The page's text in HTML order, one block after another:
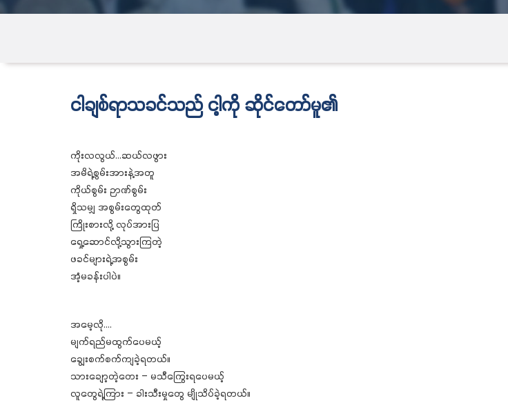
ငါချစ်ရာသခင်သည် ငါ့ကို ဆိုင်တော်မူ၏
ကိုးလလွယ်…ဆယ်လဖွား
အမိရဲ့စွမ်းအားနဲ့အတူ
ကိုယ်စွမ်း ဉာဏ်စွမ်း
ရှိသမျှ အစွမ်းတွေထုတ်
ကြိုးစားလို့ လုပ်အားပြ
ရှေ့ဆောင်လို့သွားကြတဲ့
ဖခင်များရဲ့အစွမ်း
အံ့မခန်းပါပဲ။
အမေ့လို….
မျက်ရည်မထွက်ပေမယ့်
ချွေးစက်စက်ကျခဲ့ရတယ်။
သားချော့တဲ့တေး – မသီကြွေးရပေမယ့်
လူတွေရဲ့ကြား – ခါးသီးမှုတွေ မျိုသိပ်ခဲ့ရတယ်။